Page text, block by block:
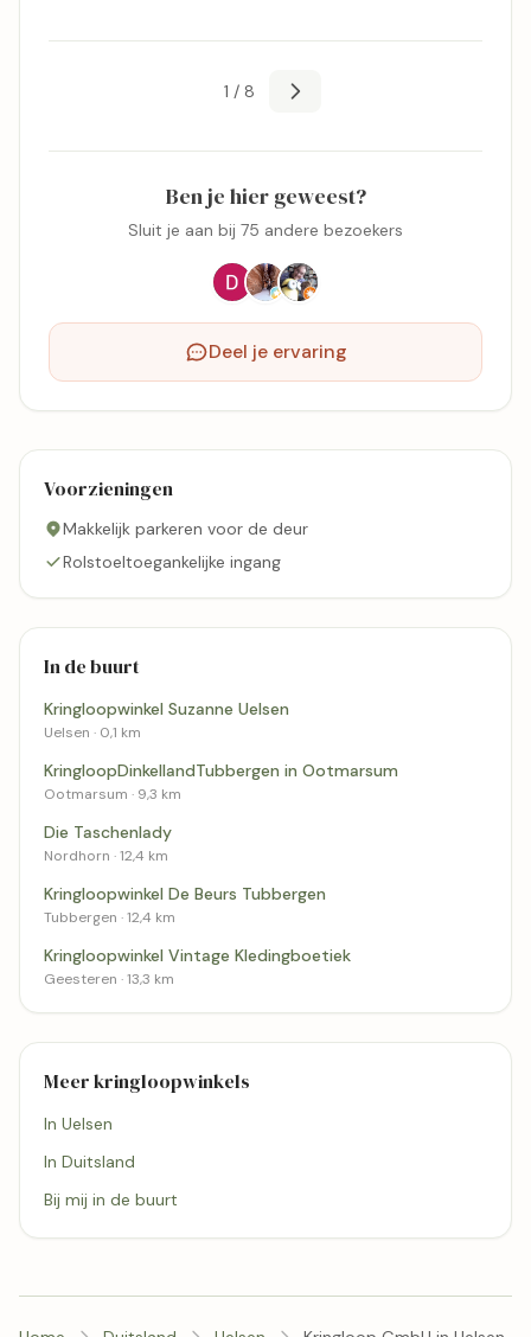
1 / 8
Ben je hier geweest?
Sluit je aan bij 75 andere bezoekers
Deel je ervaring
Voorzieningen
Makkelijk parkeren voor de deur
Rolstoeltoegankelijke ingang
In de buurt
Kringloopwinkel Suzanne Uelsen
Uelsen · 0,1 km
KringloopDinkellandTubbergen in Ootmarsum
Ootmarsum · 9,3 km
Die Taschenlady
Nordhorn · 12,4 km
Kringloopwinkel De Beurs Tubbergen
Tubbergen · 12,4 km
Kringloopwinkel Vintage Kledingboetiek
Geesteren · 13,3 km
Meer kringloopwinkels
In Uelsen
In Duitsland
Bij mij in de buurt